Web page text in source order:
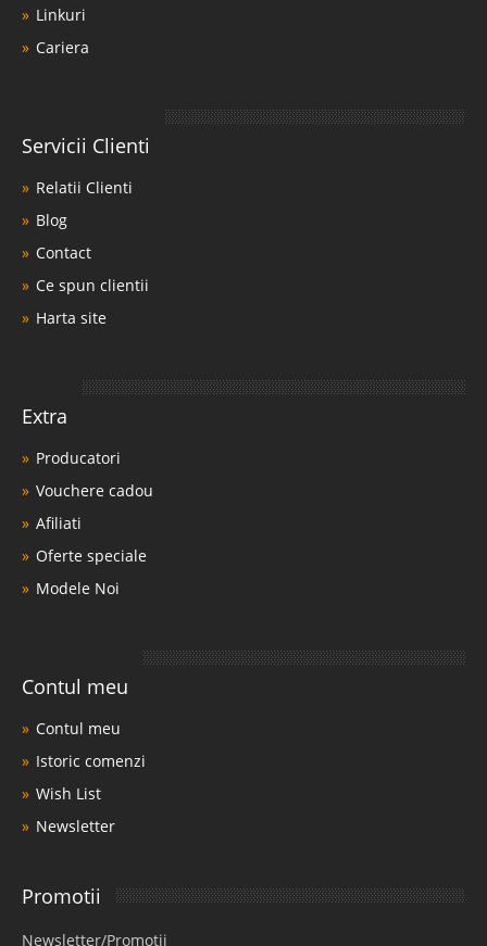
Linkuri
Cariera
Servicii Clienti
Relatii Clienti
Blog
Contact
Ce spun clientii
Harta site
Extra
Producatori
Vouchere cadou
Afiliati
Oferte speciale
Modele Noi
Contul meu
Contul meu
Istoric comenzi
Wish List
Newsletter
Promotii
Newsletter/Promotii